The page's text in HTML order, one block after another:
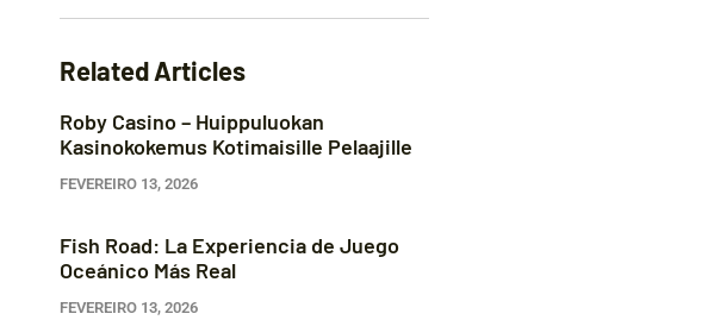
Related Articles
Roby Casino – Huippuluokan
Kasinokokemus Kotimaisille Pelaajille
FEVEREIRO 13, 2026
Fish Road: La Experiencia de Juego
Oceánico Más Real
FEVEREIRO 13, 2026